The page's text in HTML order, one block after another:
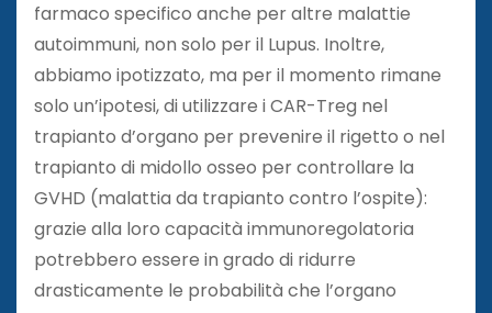
farmaco specifico anche per altre malattie
autoimmuni, non solo per il Lupus. Inoltre,
abbiamo ipotizzato, ma per il momento rimane
solo un’ipotesi, di utilizzare i CAR-Treg nel
trapianto d’organo per prevenire il rigetto o nel
trapianto di midollo osseo per controllare la
GVHD (malattia da trapianto contro l’ospite):
grazie alla loro capacità immunoregolatoria
potrebbero essere in grado di ridurre
drasticamente le probabilità che l’organo